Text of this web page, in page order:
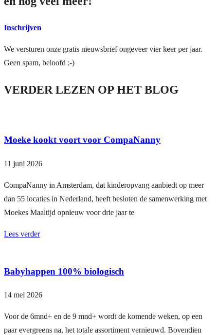
Inschrijven
We versturen onze gratis nieuwsbrief ongeveer vier keer per jaar.
Geen spam, beloofd ;-)
VERDER LEZEN OP HET BLOG
Moeke kookt voort voor CompaNanny
11 juni 2026
CompaNanny in Amsterdam, dat kinderopvang aanbiedt op meer
dan 55 locaties in Nederland, heeft besloten de samenwerking met
Moekes Maaltijd opnieuw voor drie jaar te
Lees verder
Babyhappen 100% biologisch
14 mei 2026
Voor de 6mnd+ en de 9 mnd+ wordt de komende weken, op een
paar evergreens na, het totale assortiment vernieuwd. Bovendien